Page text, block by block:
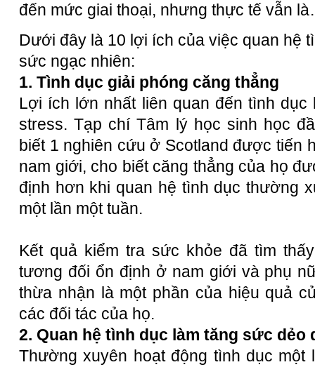
đến mức giai thoại, nhưng thực tế vẫn
Dưới đây là 10 lợi ích của việc quan hệ
sức ngạc nhiên:
1. Tình dục giải phóng căng thẳng
Lợi ích lớn nhất liên quan đến tình dục
stress. Tạp chí Tâm lý học sinh học
biết 1 nghiên cứu ở Scotland được tiến
nam giới, cho biết căng thẳng của họ
định hơn khi quan hệ tình dục thường
một lần một tuần.
Kết quả kiểm tra sức khỏe đã tìm
tương đối ổn định ở nam giới và phụ
thừa nhận là một phần của hiệu quả
các đối tác của họ.
2. Quan hệ tình dục làm tăng sức dẻo
Thường xuyên hoạt động tình dục một